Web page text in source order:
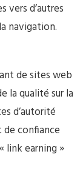
vers d’autres
navigation.
de sites web
la qualité sur la
d’autorité
confiance
link earning »